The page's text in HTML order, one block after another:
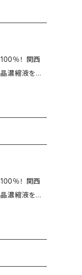
法：直射日
に異変が見
％！ 関西
濃縮液を独
石を特殊燃
ちゃなどの消
ゴミ箱から
・癒し・浄化
％！ 関西
濃縮液を独
晶石を特殊